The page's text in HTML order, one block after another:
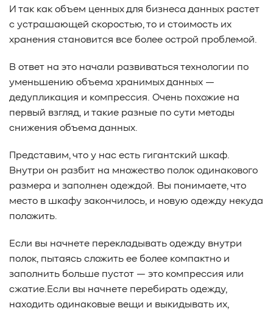
И так как объем ценных для бизнеса данных растет
с устрашающей скоростью, то и стоимость их
хранения становится все более острой проблемой.
В ответ на это начали развиваться технологии по
уменьшению объема хранимых данных —
дедупликация и компрессия. Очень похожие на
первый взгляд, и такие разные по сути методы
снижения объема данных.
Представим, что у нас есть гигантский шкаф.
Внутри он разбит на множество полок одинакового
размера и заполнен одеждой. Вы понимаете, что
место в шкафу закончилось, и новую одежду некуда
положить.
Если вы начнете перекладывать одежду внутри
полок, пытаясь сложить ее более компактно и
заполнить больше пустот — это компрессия или
сжатие.Если вы начнете перебирать одежду,
находить одинаковые вещи и выкидывать их,